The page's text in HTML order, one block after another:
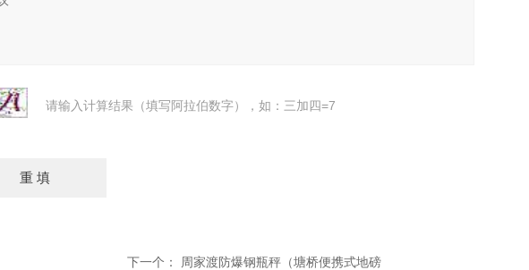
请输入计算结果（填写阿拉伯数字），如：三加四=7
下一个： 周家渡防爆钢瓶秤（塘桥便携式地磅